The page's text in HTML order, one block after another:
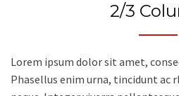
2/3
Lorem ipsum dolor sit amet,
Phasellus enim urna, tincidunt ac